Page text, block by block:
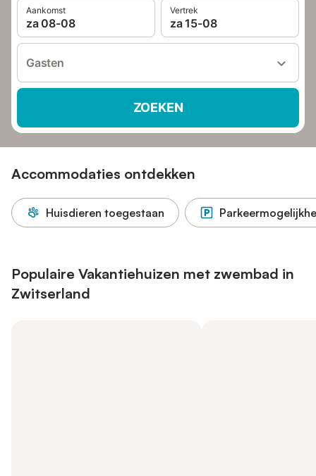
Aankomst
za 08-08
Vertrek
za 15-08
Gasten
ZOEKEN
Accommodaties ontdekken
Huisdieren toegestaan
Populaire Vakantiehuizen met zwembad in
Zwitserland